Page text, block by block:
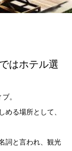
はホテル選
。
める場所として、
詞と言われ、観光